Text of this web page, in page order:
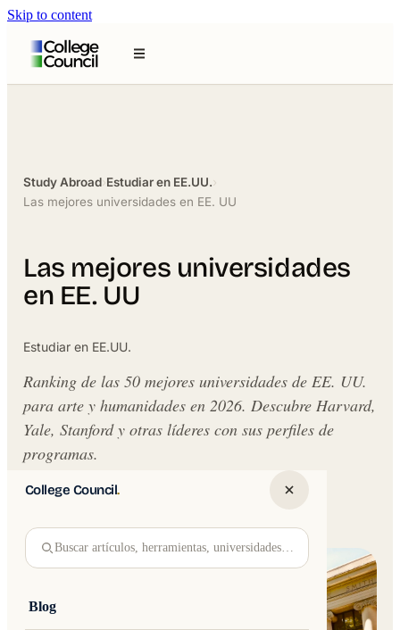
Skip to content
College Council.
Buscar artículos, herramientas, universidades…
Blog
Study Abroad›Estudiar en EE.UU.›
Las mejores universidades en EE. UU
Las mejores universidades
en EE. UU
Estudiar en EE.UU.
Ranking de las 50 mejores universidades de EE. UU.
para arte y humanidades en 2026. Descubre Harvard,
Yale, Stanford y otras líderes con sus perfiles de
programas.
Written byJakub Andre College Council